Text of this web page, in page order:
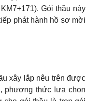
Gói thầu này
phát hành hồ sơ mời
xây lắp nêu trên được
phương thức lựa chọn